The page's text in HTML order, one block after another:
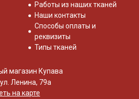
Работы из наших тканей
Наши контакты
Способы оплаты и
реквизиты
Типы тканей
магазин Купава
Ленина, 79а
на карте